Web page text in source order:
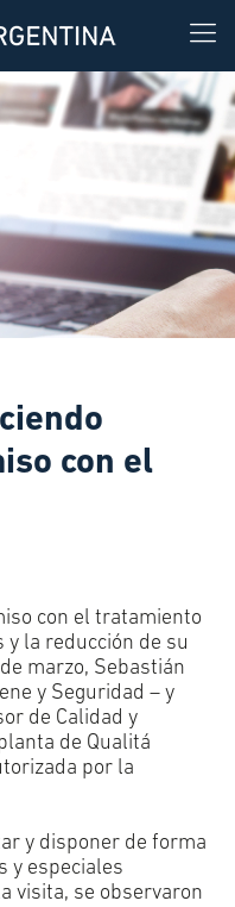
con el
con el tratamiento
la reducción de su
marzo, Sebastián
y Seguridad – y
de Calidad y
de Qualitá
por la
y disponer de forma
y especiales
visita, se observaron